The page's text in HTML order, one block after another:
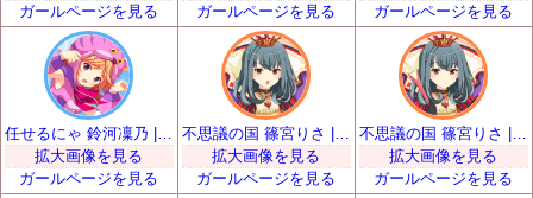
ガールページを見る
ガールページを見る
ガールページを見る
拡大画像を見る
ガールページを見る
不思議の国 篠宮りさ | SR
拡大画像を見る
ガールページを見る
不思議の国 篠宮りさ | SR
拡大画像を見る
ガールページを見る